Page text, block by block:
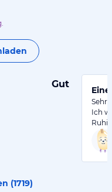
Gut
Sehr
Ich
(1719)